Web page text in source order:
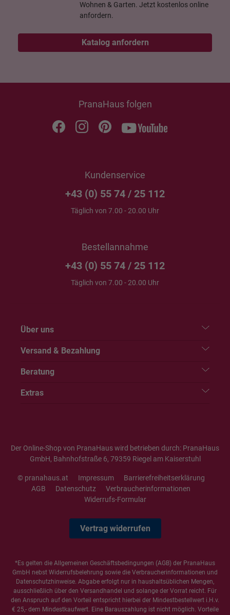
Wohnen & Garten. Jetzt kostenlos online
anfordern.
Katalog anfordern
PranaHaus folgen
Kundenservice
+43 (0) 55 74 / 25 112
Täglich von 7.00 - 20.00 Uhr
Bestellannahme
+43 (0) 55 74 / 25 112
Täglich von 7.00 - 20.00 Uhr
Über uns
Versand & Bezahlung
Beratung
Extras
Der Online-Shop von PranaHaus wird betrieben durch: PranaHaus
GmbH, Bahnhofstraße 6, 79359 Riegel am Kaiserstuhl
© pranahaus.at Impressum
Barrierefreiheitserklärung
AGB
Datenschutz
Verbraucherinformationen
Widerrufs-Formular
Vertrag widerrufen
*Es gelten die Allgemeinen Geschäftsbedingungen (AGB) der PranaHaus
GmbH nebst Widerrufsbelehrung sowie die Verbraucherinformationen und
Datenschutzhinweise. Abgabe erfolgt nur in haushaltsüblichen Mengen,
ausschließlich über den Versandhandel und solange der Vorrat reicht. Für
den Anspruch auf den Vorteil entspricht hierbei der Mindestbestellwert i.H.v.
€ 25,- dem Mindestkaufwert. Eine Barauszahlung ist nicht möglich. Vorteile